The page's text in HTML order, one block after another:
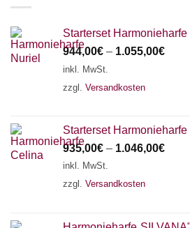
Starterset
944,00€ – 1.055,00€
inkl. MwSt.
zzgl. Versandkosten
Starterset
935,00€ – 1.046,00€
inkl. MwSt.
zzgl. Versandkosten